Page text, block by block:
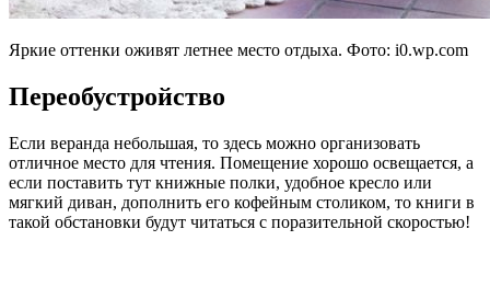
Яркие оттенки оживят летнее место отдыха. Фото: i0.wp.com
Переобустройство
Если веранда небольшая, то здесь можно организовать
отличное место для чтения. Помещение хорошо освещается, а
если поставить тут книжные полки, удобное кресло или
мягкий диван, дополнить его кофейным столиком, то книги в
такой обстановки будут читаться с поразительной скоростью!